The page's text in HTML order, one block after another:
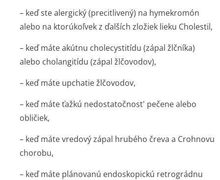
– keď ste alergický (precitlivený) na hymekromón
alebo na ktorúkoľvek z ďalších zložiek lieku Cholestil,
– keď máte akútnu cholecystitídu (zápal žlčníka)
alebo cholangitídu (zápal žlčovodov),
– keď máte upchatie žlčovodov,
– keď máte ťažkú nedostatočnost' pečene alebo
obličiek,
– keď máte vredový zápal hrubého čreva a Crohnovu
chorobu,
– keď máte plánovanú endoskopickú retrográdnu